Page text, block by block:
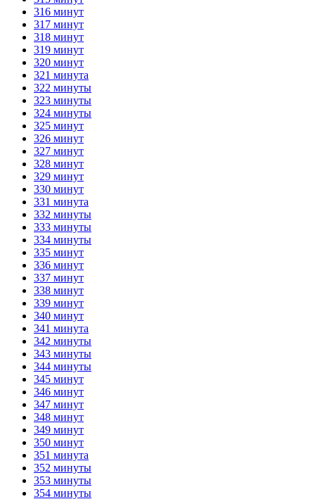
316 минут
317 минут
318 минут
319 минут
320 минут
321 минута
322 минуты
323 минуты
324 минуты
325 минут
326 минут
327 минут
328 минут
329 минут
330 минут
331 минута
332 минуты
333 минуты
334 минуты
335 минут
336 минут
337 минут
338 минут
339 минут
340 минут
341 минута
342 минуты
343 минуты
344 минуты
345 минут
346 минут
347 минут
348 минут
349 минут
350 минут
351 минута
352 минуты
353 минуты
354 минуты